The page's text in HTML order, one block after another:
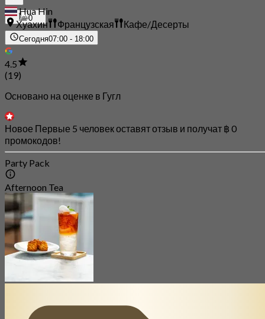
0
Hua Hin
Хуахин
Французская Кафе/Десерты
Сегодня07:00 - 18:00
4.5
(19)
Основано на оценке в Гугл
Новое Первые 5 человек оставят отзыв и получат ฿ 0
промокодов!
Party Pack
Afternoon Tea